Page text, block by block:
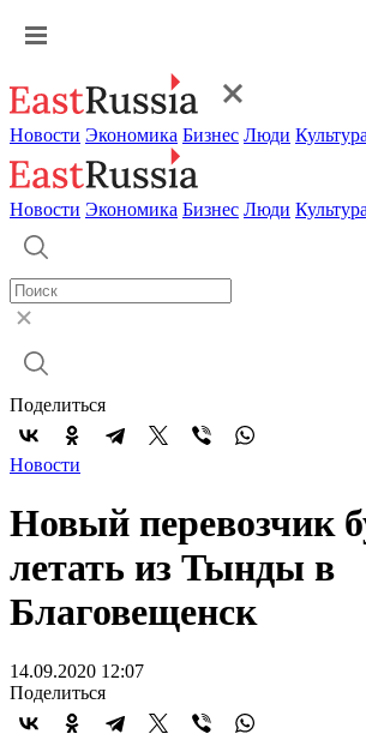
Новости Экономика Бизнес Люди Культура
Новости Экономика Бизнес Люди Культура
Поделиться
Новости
Новый перевозчик
летать из Тынды в
Благовещенск
14.09.2020 12:07
Поделиться